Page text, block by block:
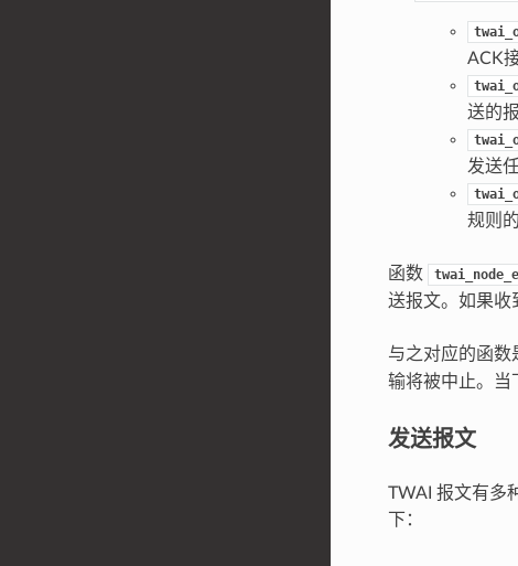
ACK
送的
发送
规则
函数
送报文。如果收
与之对应的函数
输将被中止。当
发送报文
TWAI 报文有多
下：